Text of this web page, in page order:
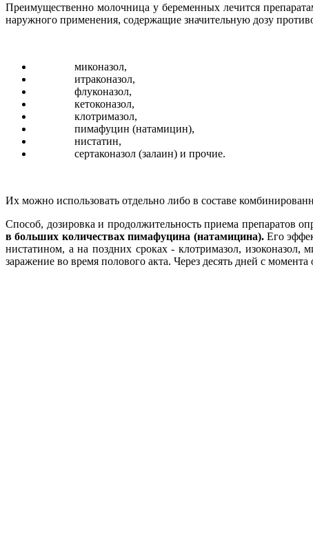
Преимущественно молочница у беременных лечится
наружного применения, содержащие значительную дозу
миконазол,
итраконазол,
флуконазол,
кетоконазол,
клотримазол,
пимафуцин (натамицин),
нистатин,
сертаконазол (залаин) и прочие.
Их можно использовать отдельно либо в составе
Способ, дозировка и продолжительность приема препаратов
в больших количествах пимафуцина (натамицина).Его
нистатином, а на поздних сроках - клотримазол,
заражение во время полового акта. Через десять дней с